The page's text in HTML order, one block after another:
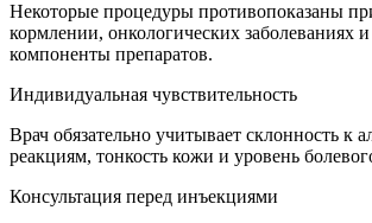
Некоторые процедуры противопоказаны
кормлении, онкологических заболеваниях
компоненты препаратов.
Индивидуальная чувствительность
Врач обязательно учитывает склонность к
реакциям, тонкость кожи и уровень
Консультация перед инъекциями